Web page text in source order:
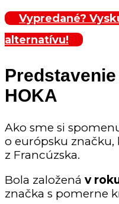
Vypredané?
alternatívu!
HOKA
Ako sme si
o európsku značku,
z Francúzska.
Bola založená v
značka s pomerne